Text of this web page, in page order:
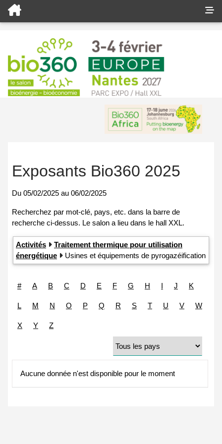
Exposants Bio360 2025
Du 05/02/2025 au 06/02/2025
Activités
Traitement thermique pour utilisation
énergétique
Usines et équipements de pyrogazéification
# A B C D E F G H I J K
L M N O P Q R S T U V W
X Y Z
Aucune donnée n'est disponible pour le moment